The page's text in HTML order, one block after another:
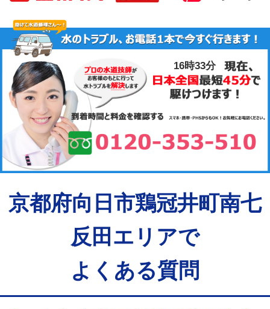
16時33分
京都府向日市鶏冠井町南七
反田エリアで
よくある質問